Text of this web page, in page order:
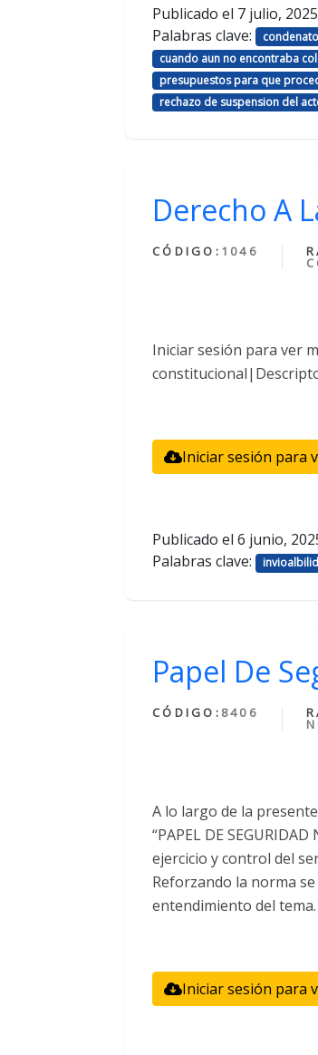
Publicado el 7 julio, 2025
Palabras clave:
cuando aun no encontraba
presupuestos para que
rechazo de suspension del
Derecho A
CÓDIGO: 1046
Iniciar sesión para ver
Iniciar sesión para
Publicado el 6 junio,
Palabras clave:
Papel De
CÓDIGO: 8406
A lo largo de la
“PAPEL DE
ejercicio y control del
Reforzando la norma
entendimiento del
Iniciar sesión para